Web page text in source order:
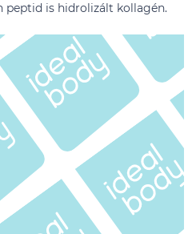
peptid is hidrolizált kollagén.